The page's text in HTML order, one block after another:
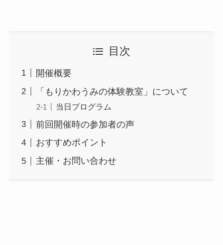
目次
開催概要
「もりかわうみの体験教室」について
当日プログラム
前回開催時の参加者の声
おすすめポイント
主催・お問い合わせ